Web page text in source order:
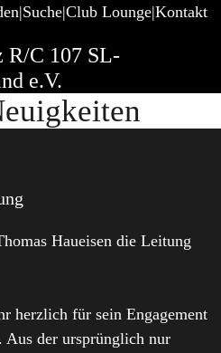
Suche Club Lounge Kontakt
R/C 107 SL-
e.V.
Haueisen die Leitung
herzlich für sein Engagement
Aus der ursprünglich nur